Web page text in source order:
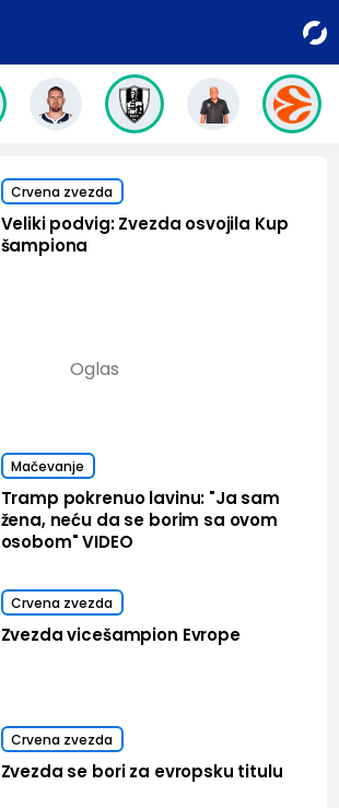
Crvena zvezda
Veliki podvig: Zvezda osvojila Kup
šampiona
Mačevanje
Tramp pokrenuo lavinu: "Ja sam
žena, neću da se borim sa ovom
osobom" VIDEO
Crvena zvezda
Zvezda vicešampion Evrope
Crvena zvezda
Zvezda se bori za evropsku titulu